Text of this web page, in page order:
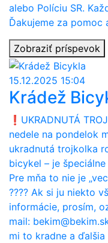
priebeh udalosti.
Stereo, rám veľkosti
Select+, zadný tlmič
brzdy Magura . ????
bicykla aj osoby
akékoľvek
viete, kto by mohol
kontaktujte nás v
alebo Políciu SR.
Ďakujeme za pomoc
Zobraziť príspevok
15.12.2025 15:04
Krádež
❗️UKRADNUTÁ
nedele na pondelok
ukradnutá trojkolka
bicykel – je
Pre mňa to nie je
???? Ak si ju niekto
informácie, prosím,
mail:
mi to kradne a